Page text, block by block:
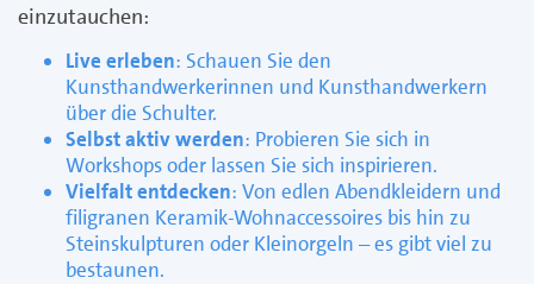
einzutauchen:
Live erleben: Schauen Sie den
Kunsthandwerkerinnen und Kunsthandwerkern
über die Schulter.
Selbst aktiv werden: Probieren Sie sich in
Workshops oder lassen Sie sich inspirieren.
Vielfalt entdecken: Von edlen Abendkleidern und
filigranen Keramik-Wohnaccessoires bis hin zu
Steinskulpturen oder Kleinorgeln – es gibt viel zu
bestaunen.